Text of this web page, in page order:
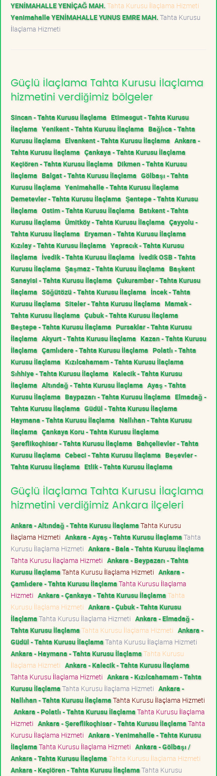
YENİMAHALLE YENİÇAĞ MAH. Tahta Kurusu İlaçlama Hizmeti
Yenimahalle YENİMAHALLE YUNUS EMRE MAH. Tahta Kurusu
İlaçlama Hizmeti
Güçlü İlaçlama Tahta Kurusu İlaçlama
hizmetini verdiğimiz bölgeler
Sincan - Tahta Kurusu İlaçlama Etimesgut - Tahta Kurusu
İlaçlama Yenikent - Tahta Kurusu İlaçlama Bağlıca - Tahta
Kurusu İlaçlama Elvankent - Tahta Kurusu İlaçlama Ankara -
Tahta Kurusu İlaçlama Çankaya - Tahta Kurusu İlaçlama
Keçiören - Tahta Kurusu İlaçlama Dikmen - Tahta Kurusu
İlaçlama Balgat - Tahta Kurusu İlaçlama Gölbaşı - Tahta
Kurusu İlaçlama Yenimahalle - Tahta Kurusu İlaçlama
Demetevler - Tahta Kurusu İlaçlama Şentepe - Tahta Kurusu
İlaçlama Ostim - Tahta Kurusu İlaçlama Batıkent - Tahta
Kurusu İlaçlama Ümitköy - Tahta Kurusu İlaçlama Çayyolu -
Tahta Kurusu İlaçlama Eryaman - Tahta Kurusu İlaçlama
Kızılay - Tahta Kurusu İlaçlama Yapracık - Tahta Kurusu
İlaçlama İvedik - Tahta Kurusu İlaçlama İvedik OSB - Tahta
Kurusu İlaçlama Şaşmaz - Tahta Kurusu İlaçlama Başkent
Sanayisi - Tahta Kurusu İlaçlama Çukurambar - Tahta Kurusu
İlaçlama Söğütözü - Tahta Kurusu İlaçlama İncek - Tahta
Kurusu İlaçlama Siteler - Tahta Kurusu İlaçlama Mamak -
Tahta Kurusu İlaçlama Çubuk - Tahta Kurusu İlaçlama
Beştepe - Tahta Kurusu İlaçlama Pursaklar - Tahta Kurusu
İlaçlama Akyurt - Tahta Kurusu İlaçlama Kazan - Tahta Kurusu
İlaçlama Çamlıdere - Tahta Kurusu İlaçlama Polatlı - Tahta
Kurusu İlaçlama Kızılcahamam - Tahta Kurusu İlaçlama
Sıhhiye - Tahta Kurusu İlaçlama Kalecik - Tahta Kurusu
İlaçlama Altındağ - Tahta Kurusu İlaçlama Ayaş - Tahta
Kurusu İlaçlama Baypazarı - Tahta Kurusu İlaçlama Elmadağ -
Tahta Kurusu İlaçlama Güdül - Tahta Kurusu İlaçlama
Haymana - Tahta Kurusu İlaçlama Nallıhan - Tahta Kurusu
İlaçlama Çankaya Koru - Tahta Kurusu İlaçlama
Şereflikoçhisar - Tahta Kurusu İlaçlama Bahçelievler - Tahta
Kurusu İlaçlama Cebeci - Tahta Kurusu İlaçlama Beşevler -
Tahta Kurusu İlaçlama Etlik - Tahta Kurusu İlaçlama
Güçlü İlaçlama Tahta Kurusu İlaçlama
hizmetini verdiğimiz Ankara ilçeleri
Ankara - Altındağ - Tahta Kurusu İlaçlamaTahta Kurusu
İlaçlama Hizmeti Ankara - Ayaş - Tahta Kurusu İlaçlamaTahta
Kurusu İlaçlama Hizmeti Ankara - Bala - Tahta Kurusu İlaçlama
Tahta Kurusu İlaçlama Hizmeti Ankara - Beypazarı - Tahta
Kurusu İlaçlamaTahta Kurusu İlaçlama Hizmeti Ankara -
Çamlıdere - Tahta Kurusu İlaçlamaTahta Kurusu İlaçlama
Hizmeti Ankara - Çankaya - Tahta Kurusu İlaçlamaTahta
Kurusu İlaçlama Hizmeti Ankara - Çubuk - Tahta Kurusu
İlaçlamaTahta Kurusu İlaçlama Hizmeti Ankara - Elmadağ -
Tahta Kurusu İlaçlamaTahta Kurusu İlaçlama Hizmeti Ankara -
Güdül - Tahta Kurusu İlaçlamaTahta Kurusu İlaçlama Hizmeti
Ankara - Haymana - Tahta Kurusu İlaçlamaTahta Kurusu
İlaçlama Hizmeti Ankara - Kalecik - Tahta Kurusu İlaçlama
Tahta Kurusu İlaçlama Hizmeti Ankara - Kızılcahamam - Tahta
Kurusu İlaçlamaTahta Kurusu İlaçlama Hizmeti Ankara -
Nallıhan - Tahta Kurusu İlaçlamaTahta Kurusu İlaçlama Hizmeti
Ankara - Polatlı - Tahta Kurusu İlaçlamaTahta Kurusu İlaçlama
Hizmeti Ankara - Şereflikoçhisar - Tahta Kurusu İlaçlamaTahta
Kurusu İlaçlama Hizmeti Ankara - Yenimahalle - Tahta Kurusu
İlaçlamaTahta Kurusu İlaçlama Hizmeti Ankara - Gölbaşı /
Ankara - Tahta Kurusu İlaçlamaTahta Kurusu İlaçlama Hizmeti
Ankara - Keçiören - Tahta Kurusu İlaçlamaTahta Kurusu